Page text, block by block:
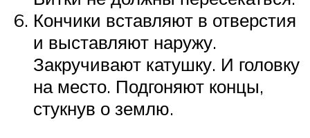
Кончики вставляют в отверстия
и выставляют наружу.
Закручивают катушку. И головку
на место. Подгоняют концы,
стукнув о землю.